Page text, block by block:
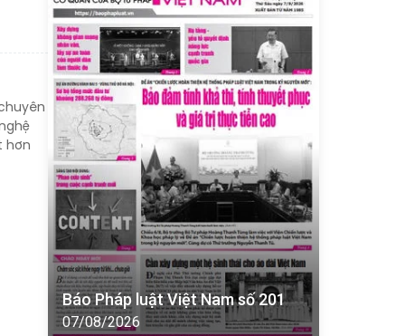
hơn
Báo Pháp luật Việt Nam số 201
07/08/2026